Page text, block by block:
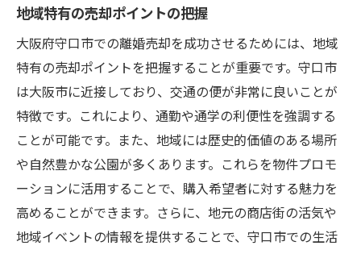
地域特有の売却ポイントの把握
大阪府守口市での離婚売却を成功させるためには、地域
特有の売却ポイントを把握することが重要です。守口市
は大阪市に近接しており、交通の便が非常に良いことが
特徴です。これにより、通勤や通学の利便性を強調する
ことが可能です。また、地域には歴史的価値のある場所
や自然豊かな公園が多くあります。これらを物件プロモ
ーションに活用することで、購入希望者に対する魅力を
高めることができます。さらに、地元の商店街の活気や
地域イベントの情報を提供することで、守口市での生活